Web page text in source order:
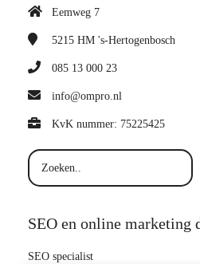
Eemweg 7
5215 HM 's-Hertogenbosch
085 13 000 23
info@ompro.nl
KvK nummer: 75225425
SEO en online marketing
SEO specialist